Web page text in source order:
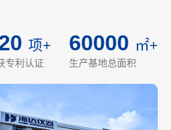
项+
专利认证
60000 ㎡+
生产基地总面积